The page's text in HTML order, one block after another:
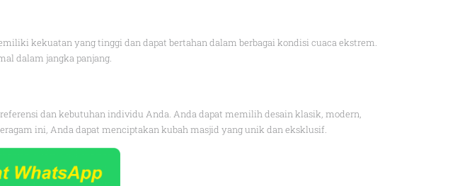
kekuatan yang tinggi dan dapat bertahan dalam berbagai kondisi cuaca ekstrem.
dalam jangka panjang.
dan kebutuhan individu Anda. Anda dapat memilih desain klasik, modern,
ini, Anda dapat menciptakan kubah masjid yang unik dan eksklusif.